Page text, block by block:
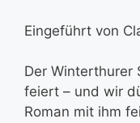
Eingeführt von
Der Winterthurer
feiert – und wir
Roman mit ihm